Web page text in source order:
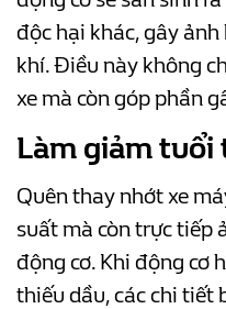
độc hại khác, gây
khí. Điều này không
xe mà còn góp phần
Làm giảm tuổi
Quên thay nhớt xe
suất mà còn trực tiếp
động cơ. Khi động cơ
thiếu dầu, các chi tiết